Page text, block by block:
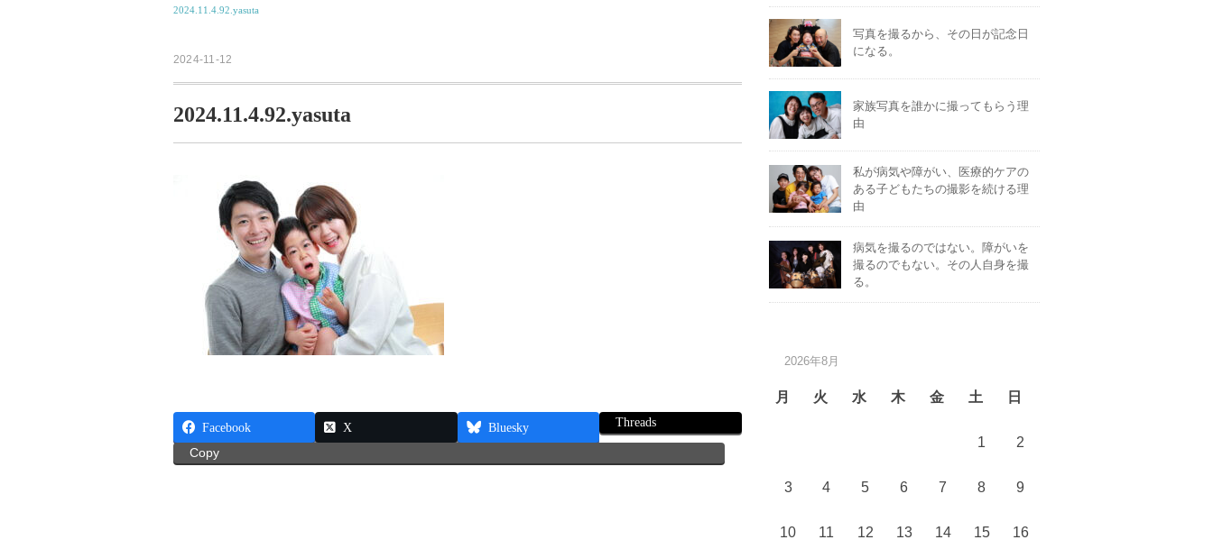
2024.11.4.92.yasuta
2024-11-12
2024.11.4.92.yasuta
Facebook X Bluesky Threads
Copy
写真を撮るから、その日が記念日
になる。
家族写真を誰かに撮ってもらう理
由
私が病気や障がい、医療的ケアの
ある子どもたちの撮影を続ける理
由
病気を撮るのではない。障がいを
撮るのでもない。その人自身を撮
る。
2026年8月
月 火 水 木 金 土 日
1 2
3 4 5 6 7 8 9
10 11 12 13 14 15 16